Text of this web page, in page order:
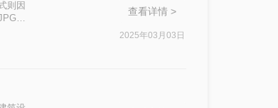
则因
图
查看详情 >
2025年03月03日